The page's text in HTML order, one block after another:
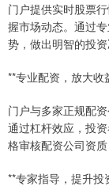
门户提供实时股票
握市场动态。通过
势，做出明智的投资
**专业配资，放大收
门户与多家正规配
通过杠杆效应，投
格审核配资公司资质
**专家指导，提升投